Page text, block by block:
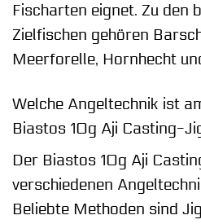
Fischarten eignet. Zu den
Zielfischen gehören
Meerforelle, Hornhecht
Welche Angeltechnik ist
Biastos 10g Aji Casting-
Der Biastos 10g Aji
verschiedenen
Beliebte Methoden sind